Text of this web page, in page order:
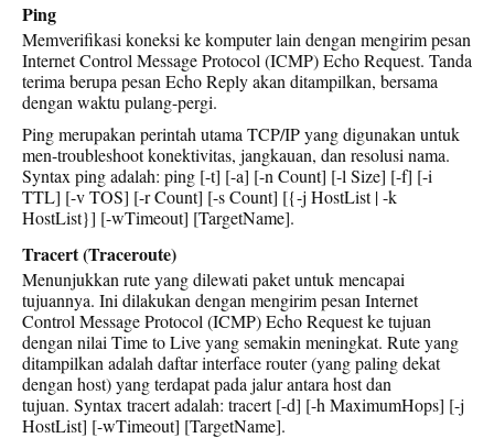
Ping
Memverifikasi koneksi ke komputer lain dengan mengirim pesan
Internet Control Message Protocol (ICMP) Echo Request. Tanda
terima berupa pesan Echo Reply akan ditampilkan, bersama
dengan waktu pulang-pergi.
Ping merupakan perintah utama TCP/IP yang digunakan untuk
men-troubleshoot konektivitas, jangkauan, dan resolusi nama.
Syntax ping adalah: ping [-t] [-a] [-n Count] [-l Size] [-f] [-i
TTL] [-v TOS] [-r Count] [-s Count] [{-j HostList | -k
HostList}] [-wTimeout] [TargetName].
Tracert (Traceroute)
Menunjukkan rute yang dilewati paket untuk mencapai
tujuannya. Ini dilakukan dengan mengirim pesan Internet
Control Message Protocol (ICMP) Echo Request ke tujuan
dengan nilai Time to Live yang semakin meningkat. Rute yang
ditampilkan adalah daftar interface router (yang paling dekat
dengan host) yang terdapat pada jalur antara host dan
tujuan. Syntax tracert adalah: tracert [-d] [-h MaximumHops] [-j
HostList] [-wTimeout] [TargetName].